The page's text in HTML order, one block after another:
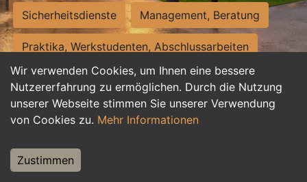
Wir verwenden Cookies, um Ihnen eine bessere
Nutzererfahrung zu ermöglichen. Durch die Nutzung
unserer Webseite stimmen Sie unserer Verwendung
von Cookies zu. Mehr Informationen
Zustimmen
Sicherheitsdienste Management, Beratung
Praktika, Werkstudenten, Abschlussarbeiten
Personalwesen Assistenz, Sekretariat
Hilfskräfte, Aushilfs- und Nebenjobs
Weiterbildung, Studium, duale Ausbildung